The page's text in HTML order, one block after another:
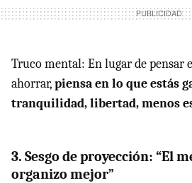
Truco mental: En lugar de pensar
ahorrar,piensa en lo que estás
tranquilidad, libertad, menos
3. Sesgo de proyección: “El
organizo mejor”